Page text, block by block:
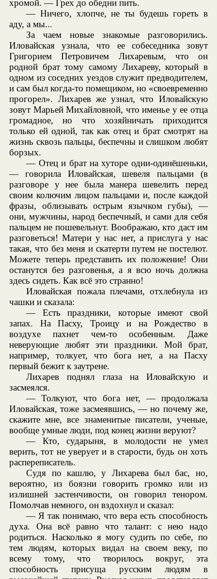
хромой. — Грех до обедни пить.
— Ничего, хлопче, не ты будешь гореть в
аду, а мы...
За чаем новые знакомые разговорились.
Иловайская узнала, что ее собеседника зовут
Григорием Петровичем Лихаревым, что он
родной брат тому самому Лихареву, который в
одном из соседних уездов служит предводителем,
и сам был когда-то помещиком, но «своевременно
прогорел». Лихарев же узнал, что Иловайскую
зовут Марьей Михайловной, что именье у ее отца
громадное, но что хозяйничать приходится
только ей одной, так как отец и брат смотрят на
жизнь сквозь пальцы, беспечны и слишком любят
борзых.
— Отец и брат на хуторе одни-одинёшеньки,
— говорила Иловайская, шевеля пальцами (в
разговоре у нее была манера шевелить перед
своим колючим лицом пальцами и, после каждой
фразы, облизывать острым язычком губы), —
они, мужчины, народ беспечный, и сами для себя
пальцем не пошевельнут. Воображаю, кто даст им
разговеться! Матери у нас нет, а прислуга у нас
такая, что без меня и скатерти путем не постелют.
Можете теперь представить их положение! Они
останутся без разговенья, а я всю ночь должна
здесь сидеть. Как всё это странно!
Иловайская пожала плечами, отхлебнула из
чашки и сказала:
— Есть праздники, которые имеют свой
запах. На Пасху, Троицу и на Рождество в
воздухе пахнет чем-то особенным. Даже
неверующие любят эти праздники. Мой брат,
например, толкует, что бога нет, а на Пасху
первый бежит к заутрене.
Лихарев поднял глаза на Иловайскую и
засмеялся.
— Толкуют, что бога нет, — продолжала
Иловайская, тоже засмеявшись, — но почему же,
скажите мне, все знаменитые писатели, ученые,
вообще умные люди, под конец жизни веруют?
— Кто, сударыня, в молодости не умел
верить, тот не уверует и в старости, будь он хоть
распереписатель.
Судя по кашлю, у Лихарева был бас, но,
вероятно, из боязни говорить громко или из
излишней застенчивости, он говорил тенором.
Помолчав немного, он вздохнул и сказал:
— Я так понимаю, что вера есть способность
духа. Она всё равно что талант: с нею надо
родиться. Насколько я могу судить по себе, по
тем людям, которых видал на своем веку, по
всему тому, что творилось вокруг, эта
способность присуща русским людям в